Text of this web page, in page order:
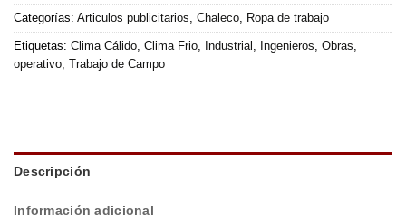
Categorías: Articulos publicitarios Chaleco Ropa de trabajo
Etiquetas: Clima Cálido Clima Frio Industrial Ingenieros Obras
operativo Trabajo de Campo
Descripción
Información adicional